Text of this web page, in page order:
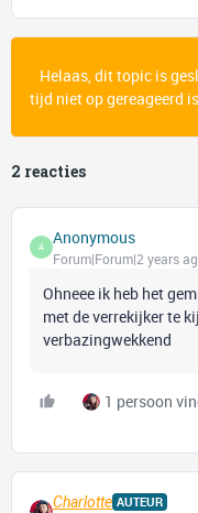
Helaas, dit topic is
tijd niet op gereageerd
2 reacties
A Anonymous
Forum|Forum|2 years
Ohneee ik heb het
met de verrekijker te
verbazingwekkend
1 persoon
Charlotte AUTEUR